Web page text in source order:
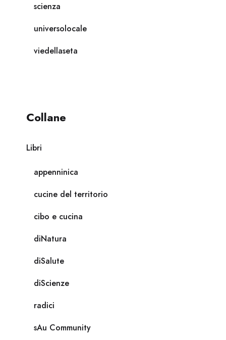
scienza
universolocale
viedellaseta
Collane
Libri
appenninica
cucine del territorio
cibo e cucina
diNatura
diSalute
diScienze
radici
sAu Community